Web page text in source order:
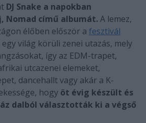
DJ Snake a napokban
Nomad című albumát. A lemez,
élőben először a fesztivál
világ körüli zenei utazás, mely
így az EDM-trapet,
utcazenei elemeket,
dancehallt vagy akár a K-
hogy öt évig készült és
dalból választották ki a végső